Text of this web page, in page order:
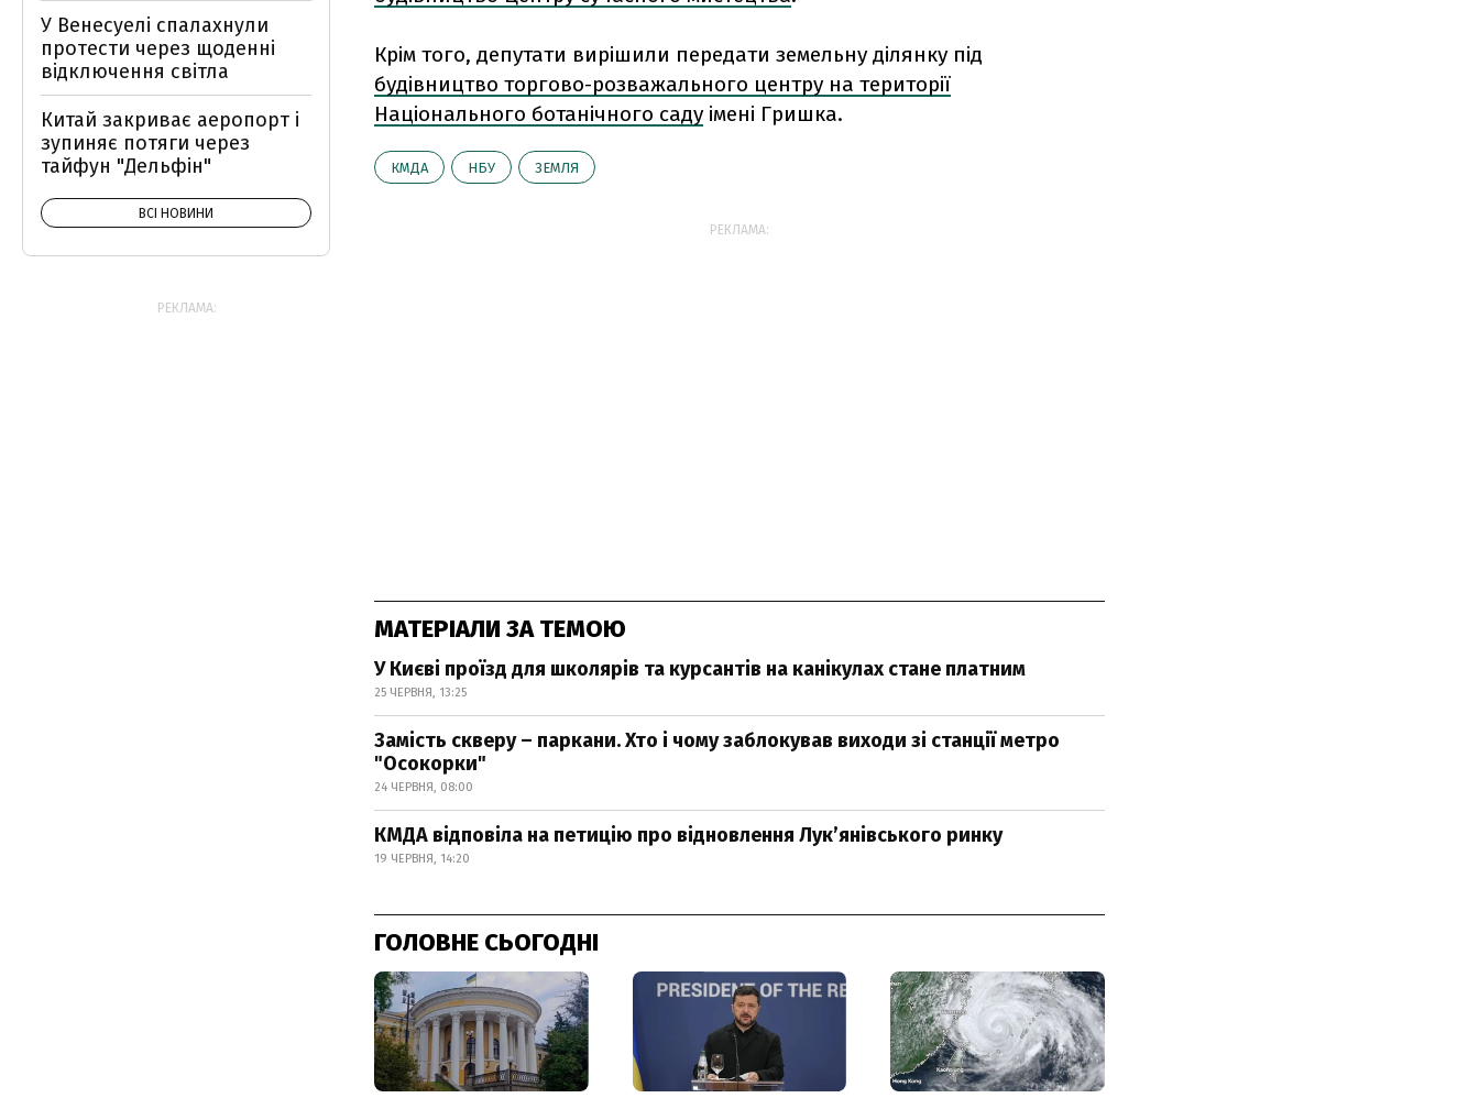
Крім того, депутати вирішили передати земельну ділянку під
будівництво торгово-розважального центру на території
Національного ботанічного саду імені Гришка.
КМДА НБУ ЗЕМЛЯ
РЕКЛАМА:
МАТЕРІАЛИ ЗА ТЕМОЮ
У Києві проїзд для школярів та курсантів на канікулах стане платним
25 ЧЕРВНЯ, 13:25
Замість скверу – паркани. Хто і чому заблокував виходи зі станції метро
"Осокорки"
24 ЧЕРВНЯ, 08:00
КМДА відповіла на петицію про відновлення Лук’янівського ринку
19 ЧЕРВНЯ, 14:20
ГОЛОВНЕ СЬОГОДНІ
У Венесуелі спалахнули
протести через щоденні
відключення світла
Китай закриває аеропорт і
зупиняє потяги через
тайфун "Дельфін"
ВСІ НОВИНИ
РЕКЛАМА: